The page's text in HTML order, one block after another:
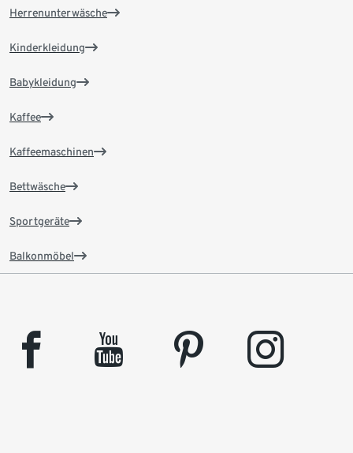
Herrenunterwäsche
Kinderkleidung
Babykleidung
Kaffee
Kaffeemaschinen
Bettwäsche
Sportgeräte
Balkonmöbel
facebook youtube pinterest instagram